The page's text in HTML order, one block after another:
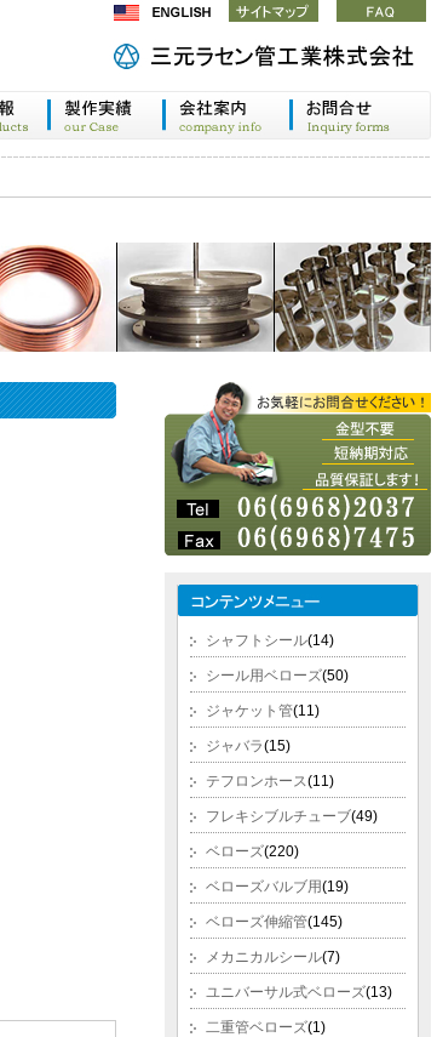
シャフトシール(14)
シール用ベローズ(50)
ジャケット管(11)
ジャバラ(15)
テフロンホース(11)
フレキシブルチューブ(49)
ベローズ(220)
ベローズバルブ用(19)
ベローズ伸縮管(145)
メカニカルシール(7)
ユニバーサル式ベローズ(13)
二重管ベローズ(1)